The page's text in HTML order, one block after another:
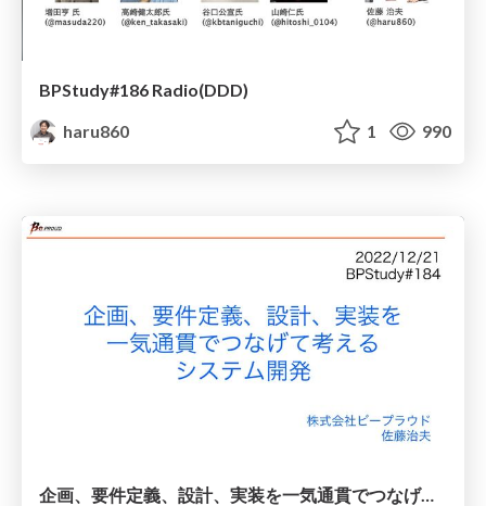
BPStudy#186 Radio(DDD)
haru860
1 990
企画、要件定義、設計、実装を一気通貫でつなげて考えるシステム開発